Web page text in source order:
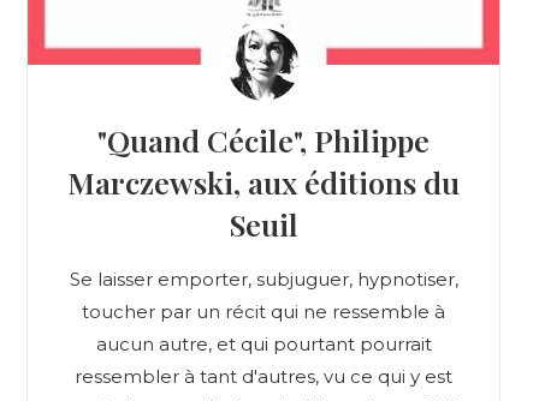
"Quand Cécile", Philippe
Marczewski, aux éditions du
Seuil
Se laisser emporter, subjuguer, hypnotiser,
toucher par un récit qui ne ressemble à
aucun autre, et qui pourtant pourrait
ressembler à tant d'autres, vu ce qui y est